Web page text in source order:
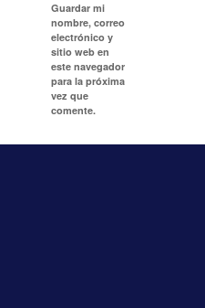
Guardar mi
nombre, correo
electrónico y
sitio web en
este navegador
para la próxima
vez que
comente.